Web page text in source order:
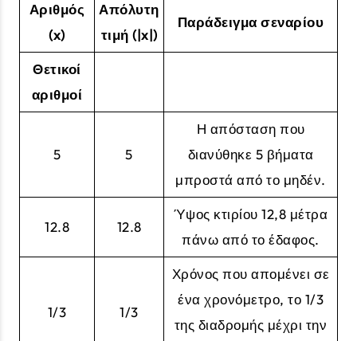
Αριθμός
(x)
Απόλυτη
τιμή (|x|)
Παράδειγμα σεναρίου
Θετικοί
αριθμοί
5 5
Η απόσταση που
διανύθηκε 5 βήματα
μπροστά από το μηδέν.
12.8 12.8
Ύψος κτιρίου 12,8 μέτρα
πάνω από το έδαφος.
1/3 1/3
Χρόνος που απομένει σε
ένα χρονόμετρο, το 1/3
της διαδρομής μέχρι την